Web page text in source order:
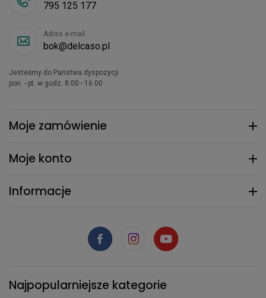
Moje zamówienie
Moje konto
Informacje
795 125 177
Adres e-mail
bok@delcaso.pl
Jesteśmy do Państwa dyspozycji
pon. - pt. w godz. 8:00 - 16:00
Najpopularniejsze kategorie